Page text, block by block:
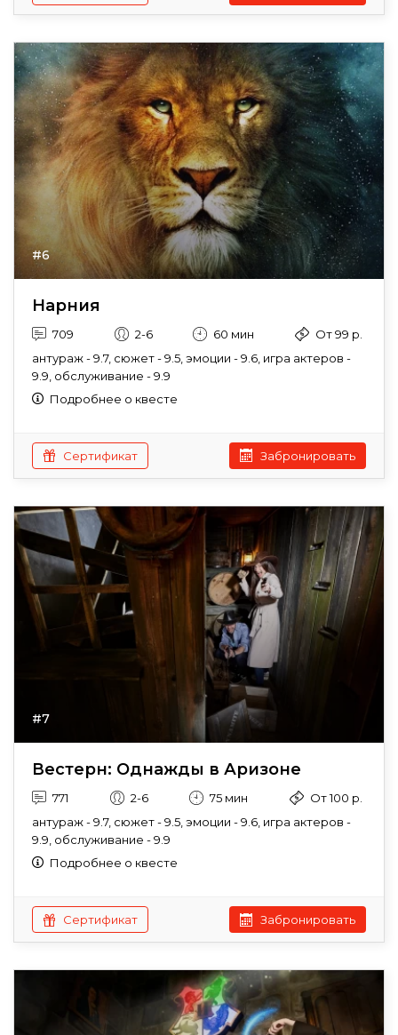
#6
Нарния
709 2-6 60 мин
От 99 р.
антураж - 9.7, сюжет - 9.5, эмоции - 9.6, игра актеров -
9.9, обслуживание - 9.9
Подробнее о квесте
Сертификат Забронировать
#7
Вестерн: Однажды в Аризоне
771 2-6 75 мин
От 100 р.
антураж - 9.7, сюжет - 9.5, эмоции - 9.6, игра актеров -
9.9, обслуживание - 9.9
Подробнее о квесте
Сертификат Забронировать